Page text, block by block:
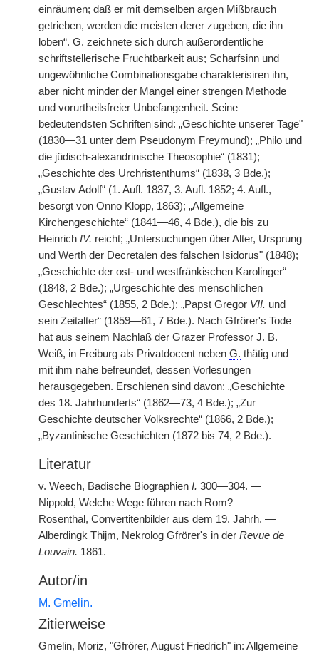
einräumen; daß er mit demselben argen Mißbrauch
getrieben, werden die meisten derer zugeben, die ihn
loben“. G. zeichnete sich durch außerordentliche
schriftstellerische Fruchtbarkeit aus; Scharfsinn und
ungewöhnliche Combinationsgabe charakterisiren ihn,
aber nicht minder der Mangel einer strengen Methode
und vorurtheilsfreier Unbefangenheit. Seine
bedeutendsten Schriften sind: „Geschichte unserer Tage"
(1830—31 unter dem Pseudonym Freymund); „Philo und
die jüdisch-alexandrinische Theosophie“ (1831);
„Geschichte des Urchristenthums“ (1838, 3 Bde.);
„Gustav Adolf“ (1. Aufl. 1837, 3. Aufl. 1852; 4. Aufl.,
besorgt von Onno Klopp, 1863); „Allgemeine
Kirchengeschichte“ (1841—46, 4 Bde.), die bis zu
Heinrich IV. reicht; „Untersuchungen über Alter, Ursprung
und Werth der Decretalen des falschen Isidorus" (1848);
„Geschichte der ost- und westfränkischen Karolinger“
(1848, 2 Bde.); „Urgeschichte des menschlichen
Geschlechtes“ (1855, 2 Bde.); „Papst Gregor VII. und
sein Zeitalter“ (1859—61, 7 Bde.). Nach Gfrörer's Tode
hat aus seinem Nachlaß der Grazer Professor J. B.
Weiß, in Freiburg als Privatdocent neben G. thätig und
mit ihm nahe befreundet, dessen Vorlesungen
herausgegeben. Erschienen sind davon: „Geschichte
des 18. Jahrhunderts“ (1862—73, 4 Bde.); „Zur
Geschichte deutscher Volksrechte“ (1866, 2 Bde.);
„Byzantinische Geschichten (1872 bis 74, 2 Bde.).
Literatur
v. Weech, Badische Biographien I. 300—304. —
Nippold, Welche Wege führen nach Rom? —
Rosenthal, Convertitenbilder aus dem 19. Jahrh. —
Alberdingk Thijm, Nekrolog Gfrörer's in der Revue de
Louvain. 1861.
Autor/in
M. Gmelin.
Zitierweise
Gmelin, Moriz, "Gfrörer, August Friedrich" in: Allgemeine